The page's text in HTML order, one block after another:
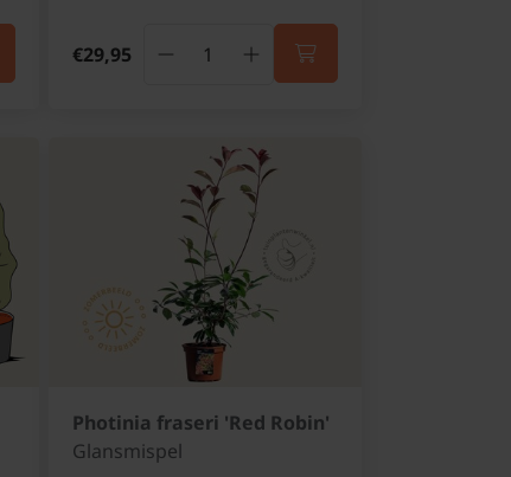
€29,95
Photinia fraseri 'Red Robin'
Glansmispel